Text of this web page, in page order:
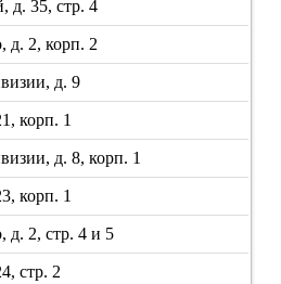
д. 35, стр. 4
д. 2, корп. 2
д. 9
корп. 1
д. 8, корп. 1
корп. 1
д. 2, стр. 4 и 5
стр. 2